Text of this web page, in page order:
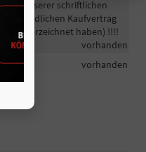
unserer schriftlichen
verbindlichen Kaufvertrag
unterzeichnet haben) !!!!
vorhanden
vorhanden